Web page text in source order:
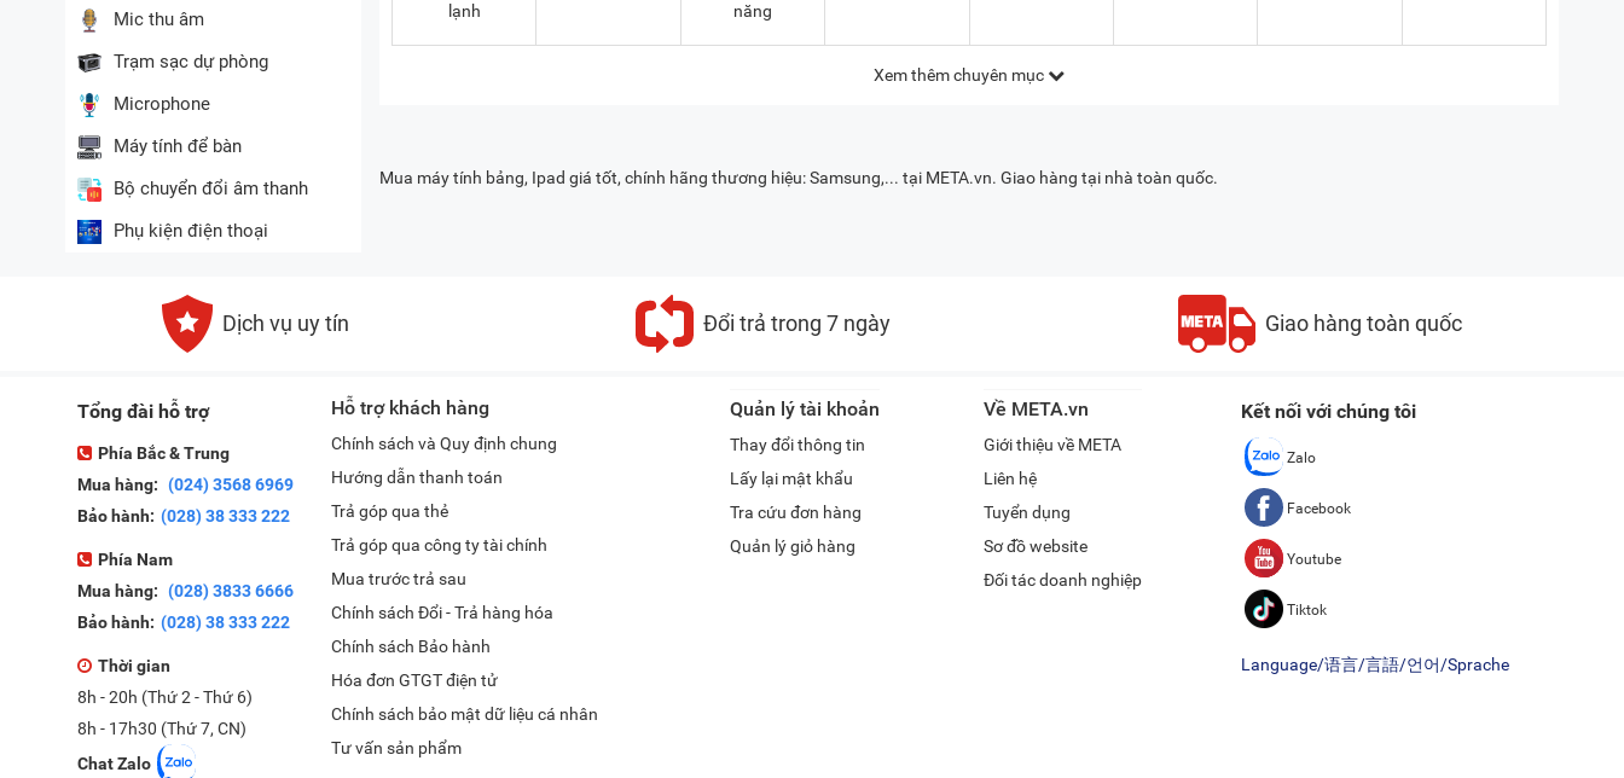
Mic thu âm
Trạm sạc dự phòng
Microphone
Máy tính để bàn
Bộ chuyển đổi âm thanh
Phụ kiện điện thoại
lạnh
năng
Xem thêm chuyên mục
Mua máy tính bảng, Ipad giá tốt, chính hãng thương hiệu: Samsung,... tại META.vn. Giao hàng tại nhà toàn quốc.
Dịch vụ uy tín Đổi trả trong 7 ngày Giao hàng toàn quốc
Tổng đài hỗ trợ
Phía Bắc & Trung
Mua hàng: (024) 3568 6969
Bảo hành: (028) 38 333 222
Phía Nam
Mua hàng: (028) 3833 6666
Bảo hành: (028) 38 333 222
Thời gian
8h - 20h (Thứ 2 - Thứ 6)
8h - 17h30 (Thứ 7, CN)
Chat Zalo
Kết nối với chúng tôi
Zalo
Facebook
Youtube
Tiktok
Language/语言/言語/언어/Sprache
Hỗ trợ khách hàng
Chính sách và Quy định chung
Hướng dẫn thanh toán
Trả góp qua thẻ
Trả góp qua công ty tài chính
Mua trước trả sau
Chính sách Đổi - Trả hàng hóa
Chính sách Bảo hành
Hóa đơn GTGT điện tử
Chính sách bảo mật dữ liệu cá nhân
Tư vấn sản phẩm
Quản lý tài khoản
Thay đổi thông tin
Lấy lại mật khẩu
Tra cứu đơn hàng
Quản lý giỏ hàng
Về META.vn
Giới thiệu về META
Liên hệ
Tuyển dụng
Sơ đồ website
Đối tác doanh nghiệp